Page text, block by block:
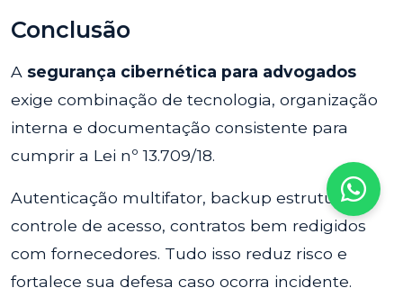
Conclusão
A segurança cibernética para advogados
exige combinação de tecnologia, organização
interna e documentação consistente para
cumprir a Lei nº 13.709/18.
Autenticação multifator, backup estruturado,
controle de acesso, contratos bem redigidos
com fornecedores. Tudo isso reduz risco e
fortalece sua defesa caso ocorra incidente.